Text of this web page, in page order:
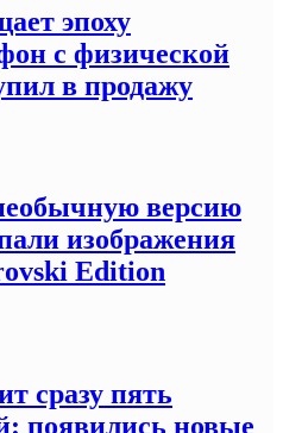
эпоху
с физической
в продажу
версию
изображения
Edition
сразу пять
появились новые